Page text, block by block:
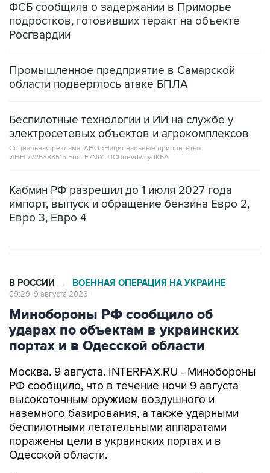
ФСБ сообщила о задержании в Приморье
подростков, готовивших теракт на объекте
Росгвардии
Промышленное предприятие в Самарской
области подверглось атаке БПЛА
Беспилотные технологии и ИИ на службе у
электросетевых объектов и агрокомплексов
Социальная реклама, АНО «Национальные приоритеты».
ИНН 7725383515 Erid: F7NfYUJCUneVdwcydK6A
Кабмин РФ разрешил до 1 июля 2027 года
импорт, выпуск и обращение бензина Евро 2,
Евро 3, Евро 4
В РОССИИ → ВОЕННАЯ ОПЕРАЦИЯ НА УКРАИНЕ
09:29, 9 августа 2026
Минобороны РФ сообщило об
ударах по объектам в украинских
портах и в Одесской области
Москва. 9 августа. INTERFAX.RU - Минобороны
РФ сообщило, что в течение ночи 9 августа
высокоточным оружием воздушного и
наземного базирования, а также ударными
беспилотными летательными аппаратами
поражены цели в украинских портах и в
Одесской области.